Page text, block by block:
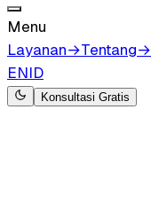
Menu
Layanan→Tentang→
ENID
Konsultasi Gratis